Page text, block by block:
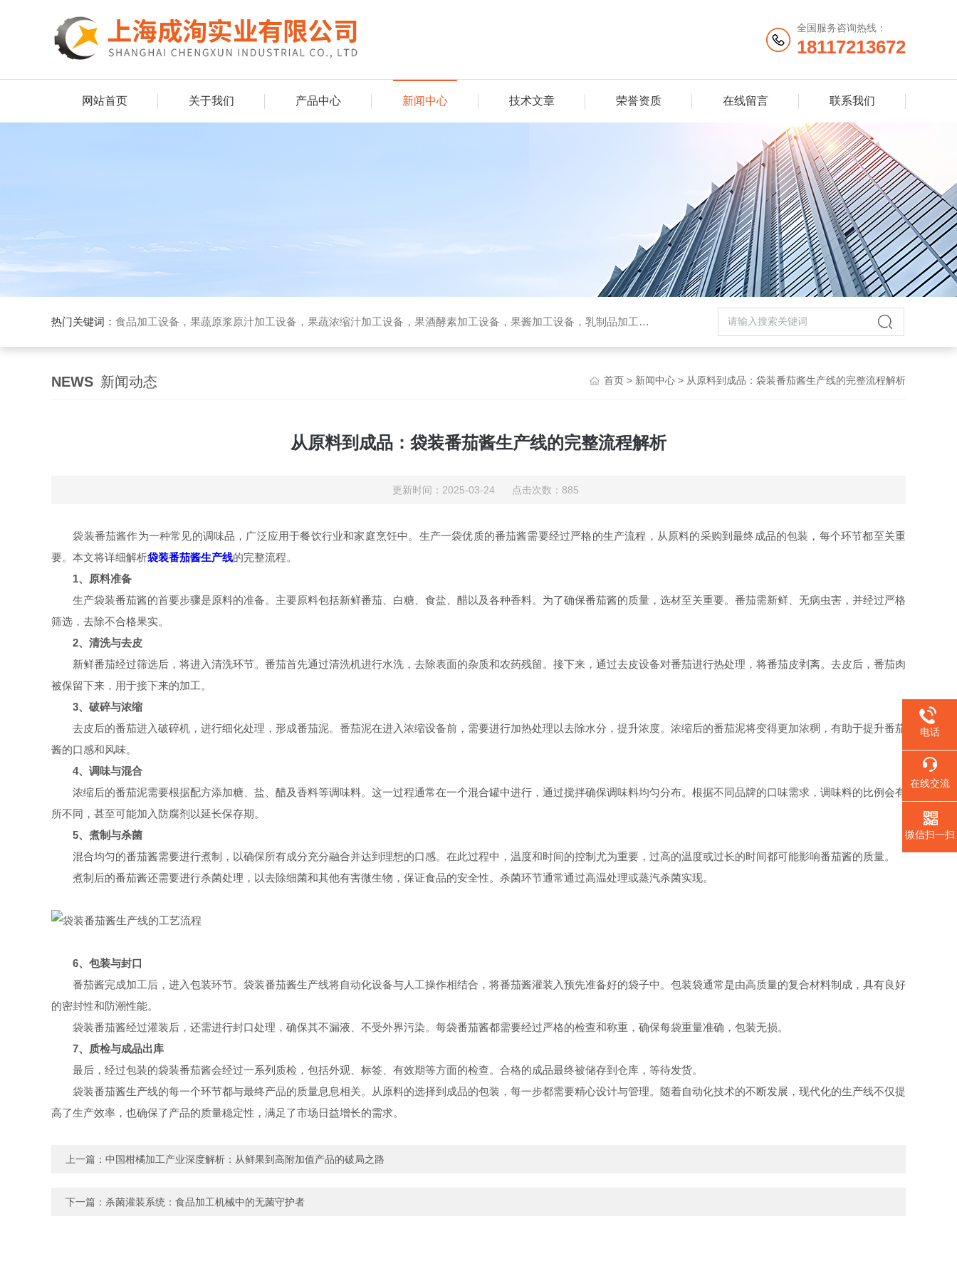
全国服务咨询热线：
18117213672
网站首页 关于我们 产品中心 新闻中心 技术文章 荣誉资质 在线留言 联系我们
热门关键词： 食品加工设备，果蔬原浆原汁加工设备，果蔬浓缩汁加工设备，果酒酵素加工设备，果酱加工设备，乳制品加工设备，生物提取加工设备，破碎榨汁设备，高温杀菌设备，无菌袋灌装机，UHT管式杀菌机，去核破碎机，高速精制打浆机，带式压榨机
NEWS 新闻动态 首页 > 新闻中心 > 从原料到成品：袋装番茄酱生产线的完整流程解析
从原料到成品：袋装番茄酱生产线的完整流程解析
更新时间：2025-03-24 点击次数：885
袋装番茄酱作为一种常见的调味品，广泛应用于餐饮行业和家庭烹饪中。生产一袋优质的番茄酱需要经过严格的生产流程，从原料的采购到最终成品的包装，每个环节都至关重
要。本文将详细解析袋装番茄酱生产线的完整流程。
1、原料准备
生产袋装番茄酱的首要步骤是原料的准备。主要原料包括新鲜番茄、白糖、食盐、醋以及各种香料。为了确保番茄酱的质量，选材至关重要。番茄需新鲜、无病虫害，并经过严格
筛选，去除不合格果实。
2、清洗与去皮
新鲜番茄经过筛选后，将进入清洗环节。番茄首先通过清洗机进行水洗，去除表面的杂质和农药残留。接下来，通过去皮设备对番茄进行热处理，将番茄皮剥离。去皮后，番茄肉
被保留下来，用于接下来的加工。
3、破碎与浓缩
去皮后的番茄进入破碎机，进行细化处理，形成番茄泥。番茄泥在进入浓缩设备前，需要进行加热处理以去除水分，提升浓度。浓缩后的番茄泥将变得更加浓稠，有助于提升番茄
酱的口感和风味。
4、调味与混合
浓缩后的番茄泥需要根据配方添加糖、盐、醋及香料等调味料。这一过程通常在一个混合罐中进行，通过搅拌确保调味料均匀分布。根据不同品牌的口味需求，调味料的比例会有
所不同，甚至可能加入防腐剂以延长保存期。
5、煮制与杀菌
混合均匀的番茄酱需要进行煮制，以确保所有成分充分融合并达到理想的口感。在此过程中，温度和时间的控制尤为重要，过高的温度或过长的时间都可能影响番茄酱的质量。
煮制后的番茄酱还需要进行杀菌处理，以去除细菌和其他有害微生物，保证食品的安全性。杀菌环节通常通过高温处理或蒸汽杀菌实现。
6、包装与封口
番茄酱完成加工后，进入包装环节。袋装番茄酱生产线将自动化设备与人工操作相结合，将番茄酱灌装入预先准备好的袋子中。包装袋通常是由高质量的复合材料制成，具有良好
的密封性和防潮性能。
袋装番茄酱经过灌装后，还需进行封口处理，确保其不漏液、不受外界污染。每袋番茄酱都需要经过严格的检查和称重，确保每袋重量准确，包装无损。
7、质检与成品出库
最后，经过包装的袋装番茄酱会经过一系列质检，包括外观、标签、有效期等方面的检查。合格的成品最终被储存到仓库，等待发货。
袋装番茄酱生产线的每一个环节都与最终产品的质量息息相关。从原料的选择到成品的包装，每一步都需要精心设计与管理。随着自动化技术的不断发展，现代化的生产线不仅提
高了生产效率，也确保了产品的质量稳定性，满足了市场日益增长的需求。
上一篇： 中国柑橘加工产业深度解析：从鲜果到高附加值产品的破局之路
下一篇： 杀菌灌装系统：食品加工机械中的无菌守护者
电话
在线交流
微信扫一扫